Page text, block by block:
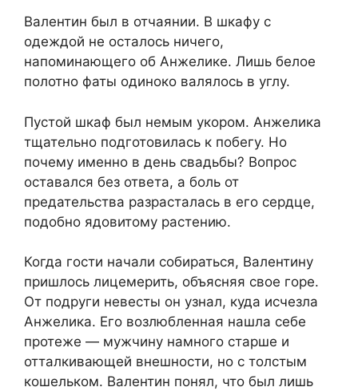
Валентин был в отчаянии. В шкафу с
одеждой не осталось ничего,
напоминающего об Анжелике. Лишь белое
полотно фаты одиноко валялось в углу.
Пустой шкаф был немым укором. Анжелика
тщательно подготовилась к побегу. Но
почему именно в день свадьбы? Вопрос
оставался без ответа, а боль от
предательства разрасталась в его сердце,
подобно ядовитому растению.
Когда гости начали собираться, Валентину
пришлось лицемерить, объясняя свое горе.
От подруги невесты он узнал, куда исчезла
Анжелика. Его возлюбленная нашла себе
протеже — мужчину намного старше и
отталкивающей внешности, но с толстым
кошельком. Валентин понял, что был лишь